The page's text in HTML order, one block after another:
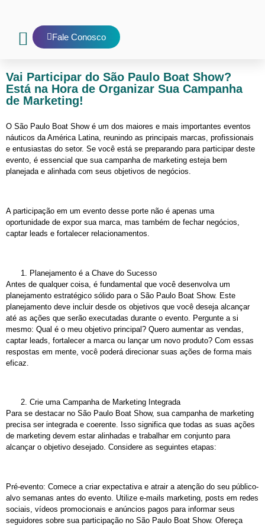
Fale Conosco
Vai Participar do São Paulo Boat Show?
Está na Hora de Organizar Sua Campanha
de Marketing!
O São Paulo Boat Show é um dos maiores e mais importantes eventos
náuticos da América Latina, reunindo as principais marcas, profissionais
e entusiastas do setor. Se você está se preparando para participar deste
evento, é essencial que sua campanha de marketing esteja bem
planejada e alinhada com seus objetivos de negócios.
A participação em um evento desse porte não é apenas uma
oportunidade de expor sua marca, mas também de fechar negócios,
captar leads e fortalecer relacionamentos.
Planejamento é a Chave do Sucesso
Antes de qualquer coisa, é fundamental que você desenvolva um
planejamento estratégico sólido para o São Paulo Boat Show. Este
planejamento deve incluir desde os objetivos que você deseja alcançar
até as ações que serão executadas durante o evento. Pergunte a si
mesmo: Qual é o meu objetivo principal? Quero aumentar as vendas,
captar leads, fortalecer a marca ou lançar um novo produto? Com essas
respostas em mente, você poderá direcionar suas ações de forma mais
eficaz.
Crie uma Campanha de Marketing Integrada
Para se destacar no São Paulo Boat Show, sua campanha de marketing
precisa ser integrada e coerente. Isso significa que todas as suas ações
de marketing devem estar alinhadas e trabalhar em conjunto para
alcançar o objetivo desejado. Considere as seguintes etapas:
Pré-evento: Comece a criar expectativa e atrair a atenção do seu público-
alvo semanas antes do evento. Utilize e-mails marketing, posts em redes
sociais, vídeos promocionais e anúncios pagos para informar seus
seguidores sobre sua participação no São Paulo Boat Show. Ofereça